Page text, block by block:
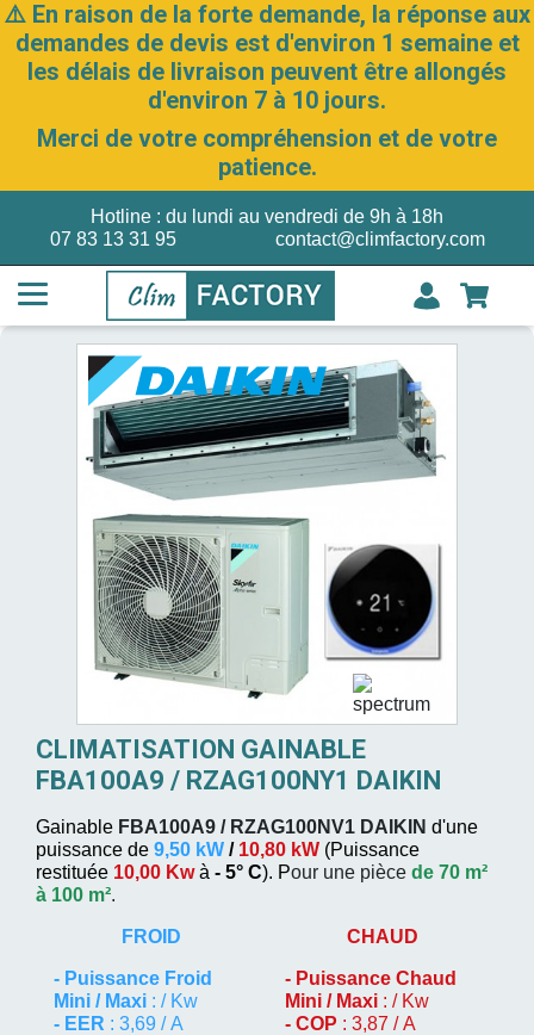
⚠️ En raison de la forte demande, la réponse aux
demandes de devis est d'environ 1 semaine et
les délais de livraison peuvent être allongés
d'environ 7 à 10 jours.
Merci de votre compréhension et de votre
patience.
07 83 13 31 95
Hotline : du lundi au vendredi de 9h à 18h
contact@climfactory.com
CLIMATISATION GAINABLE
FBA100A9 / RZAG100NY1 DAIKIN
Gainable FBA100A9 / RZAG100NV1 DAIKIN d'une
puissance de 9,50 kW / 10,80 kW (Puissance
restituée 10,00 Kwà - 5° C). Pour une pièce de 70 m²
à 100 m².
FROID
- Puissance Froid
Mini / Maxi : / Kw
- EER : 3,69 / A
CHAUD
- Puissance Chaud
Mini / Maxi : / Kw
- COP : 3,87 / A